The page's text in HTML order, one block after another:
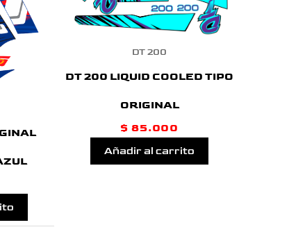
DT 200
DT 200 LIQUID COOLED TIPO
ORIGINAL
$ 85.000
Añadir al carrito